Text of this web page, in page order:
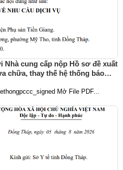
Nhà cung cấp nộp Hồ sơ đề xuất
chữa, thay thế hệ thống báo
Mở File PDF...